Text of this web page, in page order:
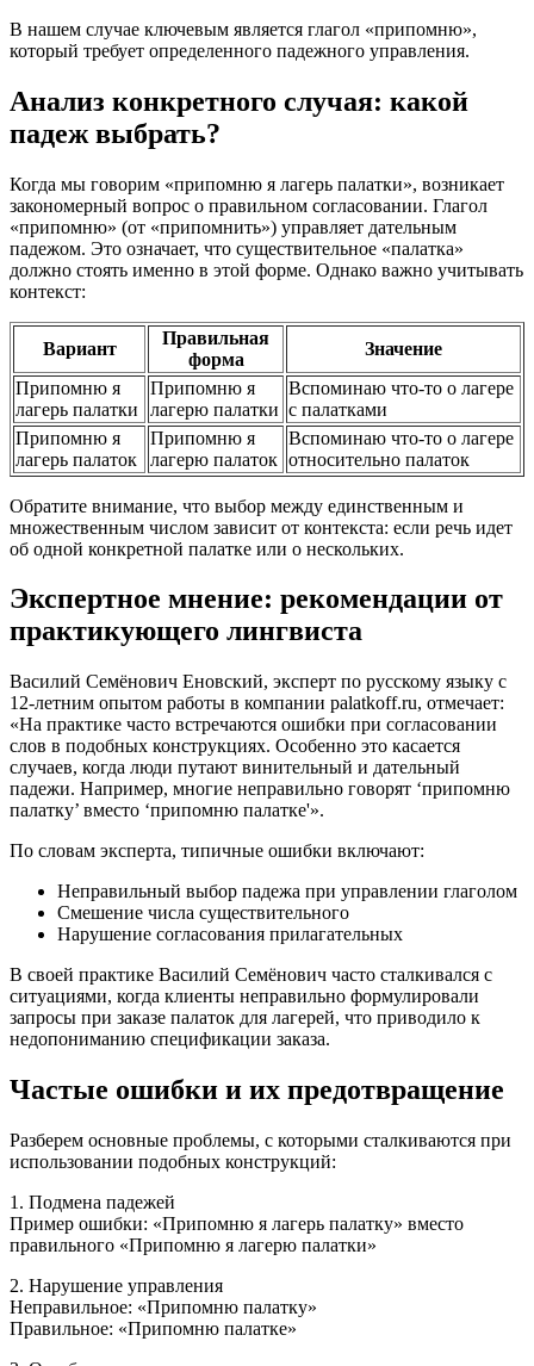
В нашем случае ключевым является глагол «припомню»,
который требует определенного падежного управления.
Анализ конкретного случая: какой
падеж выбрать?
Когда мы говорим «припомню я лагерь палатки», возникает
закономерный вопрос о правильном согласовании. Глагол
«припомню» (от «припомнить») управляет дательным
падежом. Это означает, что существительное «палатка»
должно стоять именно в этой форме. Однако важно учитывать
контекст:
Вариант
Правильная
форма
Значение
Припомню я
лагерь палатки
Припомню я
лагерю палатки
Вспоминаю что-то о лагере
с палатками
Припомню я
лагерь палаток
Припомню я
лагерю палаток
Вспоминаю что-то о лагере
относительно палаток
Обратите внимание, что выбор между единственным и
множественным числом зависит от контекста: если речь идет
об одной конкретной палатке или о нескольких.
Экспертное мнение: рекомендации от
практикующего лингвиста
Василий Семёнович Еновский, эксперт по русскому языку с
12-летним опытом работы в компании palatkoff.ru, отмечает:
«На практике часто встречаются ошибки при согласовании
слов в подобных конструкциях. Особенно это касается
случаев, когда люди путают винительный и дательный
падежи. Например, многие неправильно говорят ‘припомню
палатку’ вместо ‘припомню палатке'».
По словам эксперта, типичные ошибки включают:
Неправильный выбор падежа при управлении глаголом
Смешение числа существительного
Нарушение согласования прилагательных
В своей практике Василий Семёнович часто сталкивался с
ситуациями, когда клиенты неправильно формулировали
запросы при заказе палаток для лагерей, что приводило к
недопониманию спецификации заказа.
Частые ошибки и их предотвращение
Разберем основные проблемы, с которыми сталкиваются при
использовании подобных конструкций:
1. Подмена падежей
Пример ошибки: «Припомню я лагерь палатку» вместо
правильного «Припомню я лагерю палатки»
2. Нарушение управления
Неправильное: «Припомню палатку»
Правильное: «Припомню палатке»